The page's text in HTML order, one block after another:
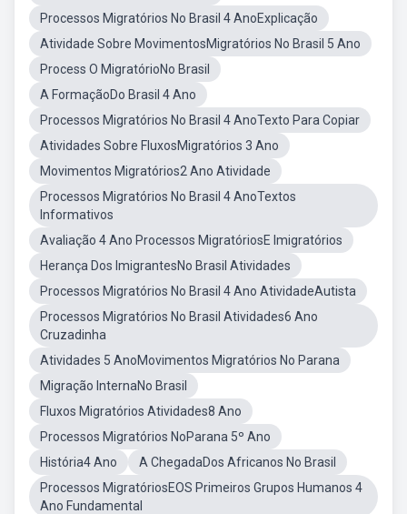
Processos Migratórios No Brasil 4 AnoExplicação
Atividade Sobre MovimentosMigratórios No Brasil 5 Ano
Process O MigratórioNo Brasil
A FormaçãoDo Brasil 4 Ano
Processos Migratórios No Brasil 4 AnoTexto Para Copiar
Atividades Sobre FluxosMigratórios 3 Ano
Movimentos Migratórios2 Ano Atividade
Processos Migratórios No Brasil 4 AnoTextos
Informativos
Avaliação 4 Ano Processos MigratóriosE Imigratórios
Herança Dos ImigrantesNo Brasil Atividades
Processos Migratórios No Brasil 4 Ano AtividadeAutista
Processos Migratórios No Brasil Atividades6 Ano
Cruzadinha
Atividades 5 AnoMovimentos Migratórios No Parana
Migração InternaNo Brasil
Fluxos Migratórios Atividades8 Ano
Processos Migratórios NoParana 5º Ano
História4 Ano
A ChegadaDos Africanos No Brasil
Processos MigratóriosEOS Primeiros Grupos Humanos 4
Ano Fundamental